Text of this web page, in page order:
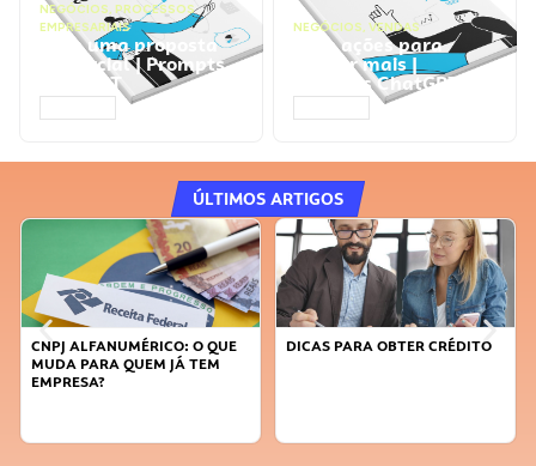
NEGÓCIOS, PROCESSOS
EMPRESARIAIS
Faça uma proposta
comercial | Prompts
ChatGPT
NEGÓCIOS, VENDAS
Faça ações para
vender mais |
Prompts ChatGPT
ÚLTIMOS ARTIGOS
DICAS PARA OBTER CRÉDITO
FAÇA A DIFERENÇA: SEJA